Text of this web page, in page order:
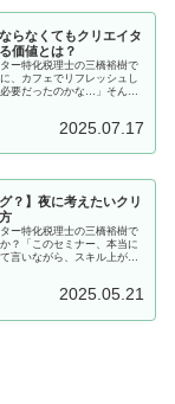
らなくてもクリエイタ
価値とは？
ー特化税理士の三橋裕樹で
、カフェでリフレッシュし
要だったのかな…」そんな
2025.07.17
？】夜に考えたいクリ
ー特化税理士の三橋裕樹で
？「このセミナー、本当に
言いながら、スキル上がっ
2025.05.21